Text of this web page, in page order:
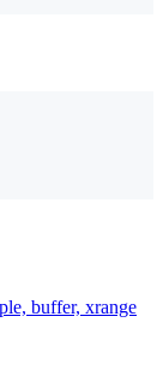
buffer, xrange